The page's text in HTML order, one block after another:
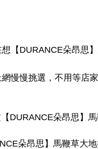
【DURANCE朵昂思
慢慢挑選，不用等店
DURANCE朵昂思】
朵昂思】馬鞭草大